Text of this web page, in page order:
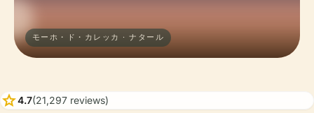
モーホ・ド・カレッカ · ナタール
star4.7(21,297 reviews)